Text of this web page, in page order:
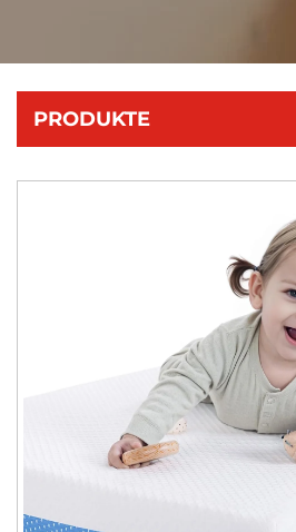
PRODUKTE